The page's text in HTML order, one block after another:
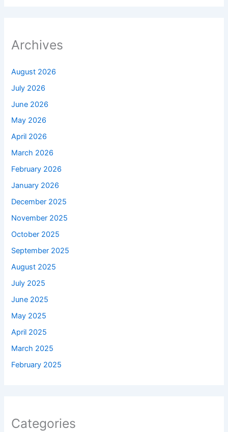
Archives
August 2026
July 2026
June 2026
May 2026
April 2026
March 2026
February 2026
January 2026
December 2025
November 2025
October 2025
September 2025
August 2025
July 2025
June 2025
May 2025
April 2025
March 2025
February 2025
Categories